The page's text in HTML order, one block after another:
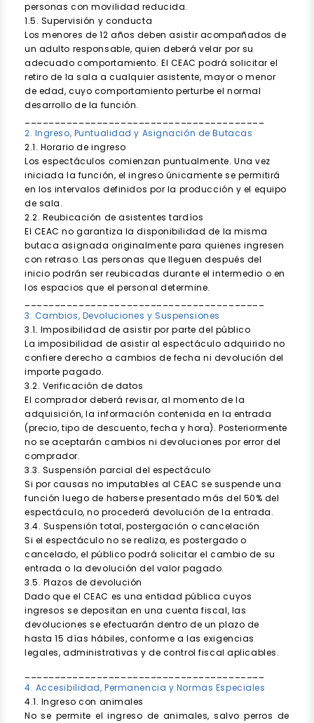
personas con movilidad reducida.
1.5. Supervisión y conducta
Los menores de 12 años deben asistir acompañados de
un adulto responsable, quien deberá velar por su
adecuado comportamiento. El CEAC podrá solicitar el
retiro de la sala a cualquier asistente, mayor o menor
de edad, cuyo comportamiento perturbe el normal
desarrollo de la función.
2. Ingreso, Puntualidad y Asignación de Butacas
2.1. Horario de ingreso
Los espectáculos comienzan puntualmente. Una vez
iniciada la función, el ingreso únicamente se permitirá
en los intervalos definidos por la producción y el equipo
de sala.
2.2. Reubicación de asistentes tardíos
El CEAC no garantiza la disponibilidad de la misma
butaca asignada originalmente para quienes ingresen
con retraso. Las personas que lleguen después del
inicio podrán ser reubicadas durante el intermedio o en
los espacios que el personal determine.
3. Cambios, Devoluciones y Suspensiones
3.1. Imposibilidad de asistir por parte del público
La imposibilidad de asistir al espectáculo adquirido no
confiere derecho a cambios de fecha ni devolución del
importe pagado.
3.2. Verificación de datos
El comprador deberá revisar, al momento de la
adquisición, la información contenida en la entrada
(precio, tipo de descuento, fecha y hora). Posteriormente
no se aceptarán cambios ni devoluciones por error del
comprador.
3.3. Suspensión parcial del espectáculo
Si por causas no imputables al CEAC se suspende una
función luego de haberse presentado más del 50% del
espectáculo, no procederá devolución de la entrada.
3.4. Suspensión total, postergación o cancelación
Si el espectáculo no se realiza, es postergado o
cancelado, el público podrá solicitar el cambio de su
entrada o la devolución del valor pagado.
3.5. Plazos de devolución
Dado que el CEAC es una entidad pública cuyos
ingresos se depositan en una cuenta fiscal, las
devoluciones se efectuarán dentro de un plazo de
hasta 15 días hábiles, conforme a las exigencias
legales, administrativas y de control fiscal aplicables.
4. Accesibilidad, Permanencia y Normas Especiales
4.1. Ingreso con animales
No se permite el ingreso de animales, salvo perros de